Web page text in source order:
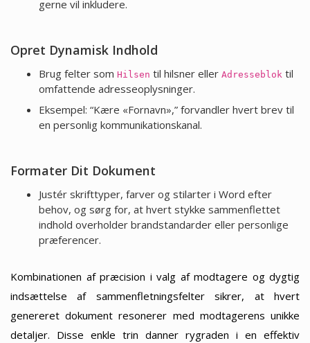
gerne vil inkludere.
Opret Dynamisk Indhold
Brug felter som Hilsen til hilsner eller Adresseblok til
omfattende adresseoplysninger.
Eksempel: “Kære «Fornavn»,” forvandler hvert brev til
en personlig kommunikationskanal.
Formater Dit Dokument
Justér skrifttyper, farver og stilarter i Word efter
behov, og sørg for, at hvert stykke sammenflettet
indhold overholder brandstandarder eller personlige
præferencer.
Kombinationen af præcision i valg af modtagere og dygtig
indsættelse af sammenfletningsfelter sikrer, at hvert
genereret dokument resonerer med modtagerens unikke
detaljer. Disse enkle trin danner rygraden i en effektiv